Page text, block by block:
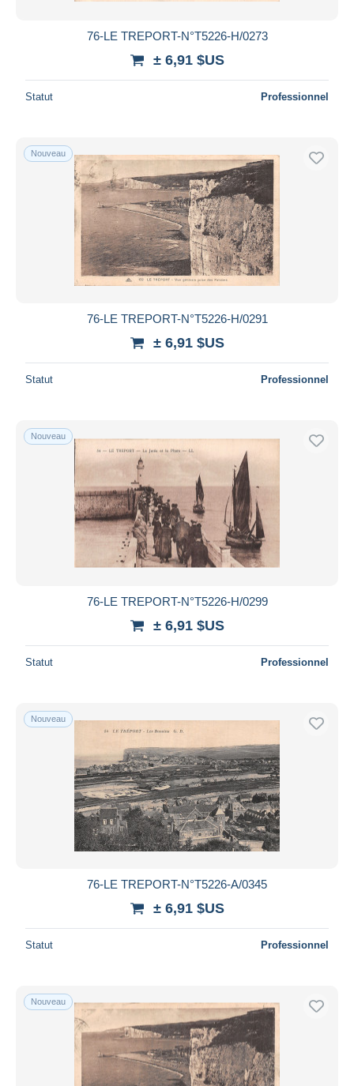
76-LE TREPORT-N°T5226-H/0273
± 6,91 $US
Statut Professionnel
Nouveau
76-LE TREPORT-N°T5226-H/0291
± 6,91 $US
Statut Professionnel
Nouveau
76-LE TREPORT-N°T5226-H/0299
± 6,91 $US
Statut Professionnel
Nouveau
76-LE TREPORT-N°T5226-A/0345
± 6,91 $US
Statut Professionnel
Nouveau